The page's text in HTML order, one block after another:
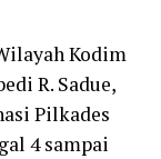
Kodim
R. Sadue,
Pilkades
4 sampai